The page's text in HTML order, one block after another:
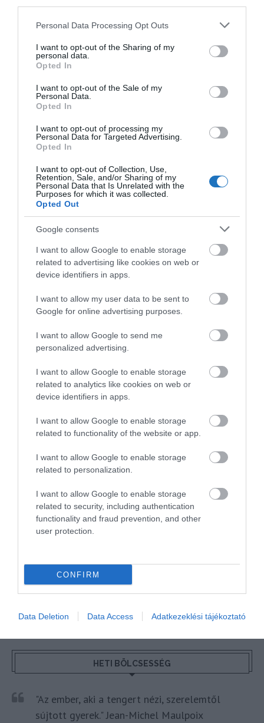
Please note that this website/app uses one or more Google
not limited to your visit or usage behaviour. You may click to
grant or deny consent to Google and its third-party tags to
use your data for below specified purposes in below Google
consent section.
Personal Data Processing Opt Outs
I want to opt-out of the Sharing of my
personal data.
Opted In
I want to opt-out of the Sale of my
Personal Data.
Opted In
I want to opt-out of processing my
Personal Data for Targeted Advertising.
Opted In
I want to opt-out of Collection, Use,
Retention, Sale, and/or Sharing of my
Personal Data that Is Unrelated with the
Purposes for which it was collected.
Opted Out
Google consents
I want to allow Google to enable storage
related to advertising like cookies on web or
device identifiers in apps.
I want to allow my user data to be sent to
Google for online advertising purposes.
I want to allow Google to send me
personalized advertising.
I want to allow Google to enable storage
related to analytics like cookies on web or
device identifiers in apps.
I want to allow Google to enable storage
related to functionality of the website or app.
I want to allow Google to enable storage
related to personalization.
I want to allow Google to enable storage
related to security, including authentication
functionality and fraud prevention, and other
user protection.
CONFIRM
Data Deletion Data Access Adatkezeklési tájékoztató
találkozzanak, ez elősegíti a kultúrák és közösségek
közötti megértést és megbecsülést. A turizmusnak ez
érzésének kialakításában is – közölték.
A sportturizmus a teljes idegenforgalmi ágazat 10
százalékát képviseli és előrejelzések alapján a
sportesemények 2023-ban ösztönözni fogják az
utazásokat, a sportturizmus esetében nemzetközi
szinten közel 12 százalékos növekedés várható az év
Példaként említette az elemzés Kínát, amely ugyan
visszalépett a júniusi Ázsia-kupa labdarúgótorna
megrendezésétől, de a zéró-Covid-korlátozások
enyhítése jegyében 2023 szeptemberében már
otthont ad az elhalasztott Ázsiai Játékoknak,
miközben Franciaország a 2024-es nyári olimpiai
játékok és az idei rögbi-világbajnokság kapcsán
számít turizmusa fellendülésére.
sportturizmusban részvevők hosszabb időt töltenek
és többet költenek a turisztikai célpontokon,
emellett erősebb érzelmi kötődést alakítanak ki az
úti célponttal, és a későbbiekben nagyobb eséllyel
térnek vissza oda – olvasható az Oeconomus
Gazdaságkutató Alapítvány elemzésében.
csoportunkhoz, ésiratkozz fel hírlevelünkre
Megosztás
Kérem nap végén az aznapi friss cikkeket!
MAGYARORSZÁG
HETI BÖLCSESSÉG
"Az ember, aki a tengert nézi, szerelemtől
sújtott gyerek." Jean-Michel Maulpoix